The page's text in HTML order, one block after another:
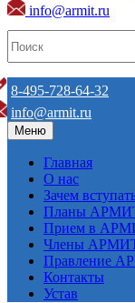
info@armit.ru
8-495-728-64-32
info@armit.ru
Меню
Главная
О нас
Зачем
Планы
Прием в
Члены
Правление
Контакты
Устав